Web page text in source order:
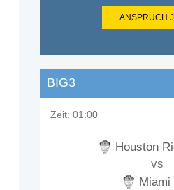
ANSPRUCH
BIG3
Zeit: 01:00
Houston
vs
Miami